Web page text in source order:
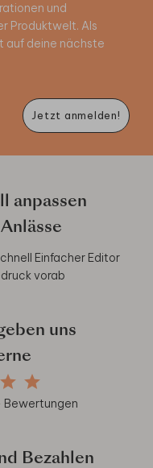
und
Produktwelt. Als
auf deine nächste
Jetzt anmelden!
anpassen
Einfacher Editor
vorab
uns
Bewertungen
Bezahlen